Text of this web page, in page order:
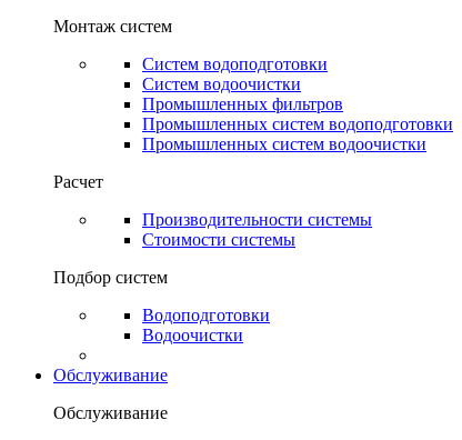
Монтаж систем
Систем водоподготовки
Систем водоочистки
Промышленных фильтров
Промышленных систем водоподготовки
Промышленных систем водоочистки
Расчет
Производительности системы
Стоимости системы
Подбор систем
Водоподготовки
Водоочистки
Обслуживание
Обслуживание